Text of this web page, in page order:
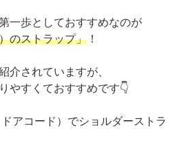
一歩としておすすめなのが
のストラップ」 ！
介されていますが、
やすくておすすめです👇
アコード）でショルダーストラ